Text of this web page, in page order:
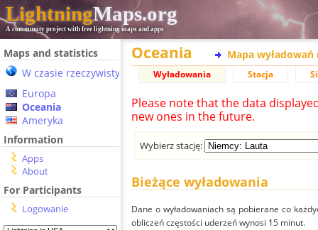
LightningMaps.org
A community project with free lightning maps and apps
Maps and statistics
W czasie rzeczywistym
Europa
Oceania
Ameryka
Information
Apps
About
For Participants
Logowanie
Oceania Mapa wyładowań
Wyładowania Stacja
Please note that the data
new ones in the future.
Wybierz stację:
Bieżące wyładowania
Dane o wyładowaniach są pobierane co
obliczeń częstości uderzeń wynosi 15 minut.